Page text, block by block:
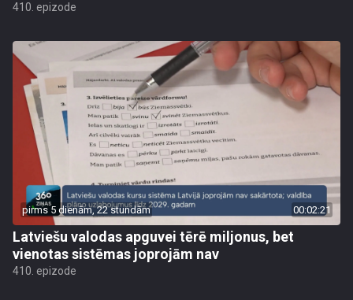
410. epizode
pirms 5 dienām, 22 stundām 00:02:21
Latviešu valodas apguvei tērē miljonus, bet
vienotas sistēmas joprojām nav
410. epizode